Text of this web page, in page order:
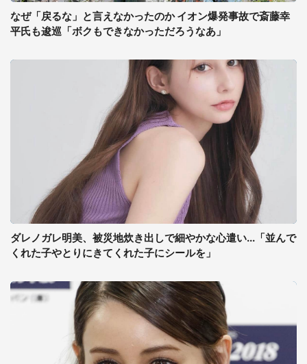
なぜ「戻るな」と言えなかったのか イオン爆発事故で斎藤幸
平氏も逡巡「ボクもできなかっただろうなあ」
ダレノガレ明美、被災地炊き出しで細やかな心遣い...「並んで
くれた子やとりにきてくれた子にシールを」